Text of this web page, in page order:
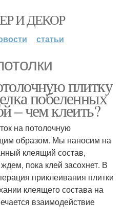
И ДЕКОР
статьи
плитку
побеленных
– чем клеить?
на потолочную
образом. Мы наносим на
клеящий состав,
пока клей засохнет. В
приклеивания плитки
клеящего состава на
взаимодействие